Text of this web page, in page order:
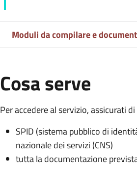
Moduli da compilare e
Cosa serve
Per accedere al servizio, assicurati
SPID (sistema pubblico di
nazionale dei servizi (CNS)
tutta la documentazione